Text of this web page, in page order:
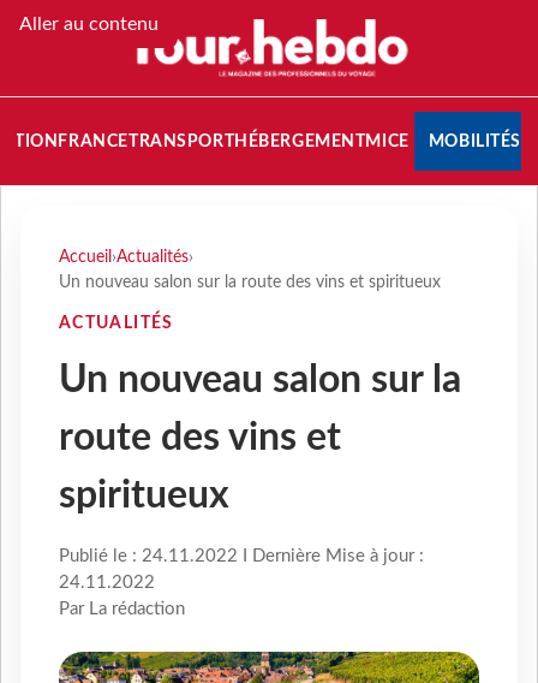
Aller au contenu
FRANCETRANSPORT HÉBERGEMENTMICE MOBILITÉS
Accueil ›Actualités›
Un nouveau salon sur la route des vins et spiritueux
ACTUALITÉS
Un nouveau salon sur la
route des vins et
spiritueux
Publié le : 24.11.2022 I Dernière Mise à jour :
24.11.2022
Par La rédaction